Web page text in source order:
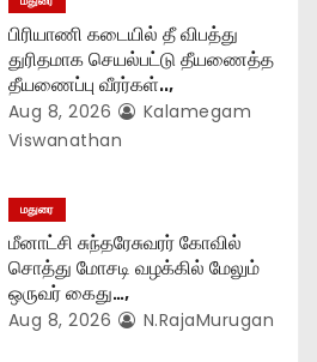
பிரியாணி கடையில் தீ விபத்து
துரிதமாக செயல்பட்டு தீயணைத்த
தீயணைப்பு வீரர்கள்..,
Aug 8, 2026
Kalamegam
Viswanathan
மதுரை
மீனாட்சி சுந்தரேசுவரர் கோவில்
சொத்து மோசடி வழக்கில் மேலும்
ஒருவர் கைது…,
Aug 8, 2026 N.RajaMurugan